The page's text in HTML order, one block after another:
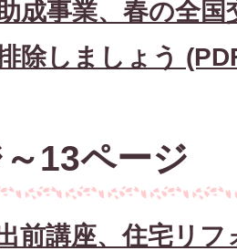
成事業、春の全
除しましょう
13ページ
前講座、住宅リ